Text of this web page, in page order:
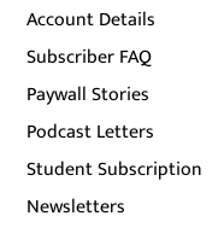
Account Details
Subscriber FAQ
Paywall Stories
Podcast Letters
Student Subscription
Newsletters